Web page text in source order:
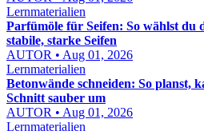
Lernmaterialien
Parfümöle für Seifen: So wählst du
stabile, starke Seifen
AUTOR • Aug 01, 2026
Lernmaterialien
Betonwände schneiden: So planst,
Schnitt sauber um
AUTOR • Aug 01, 2026
Lernmaterialien